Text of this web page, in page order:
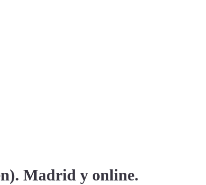
Madrid y online.